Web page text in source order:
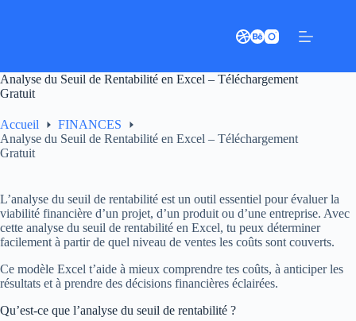
Analyse du Seuil de Rentabilité en Excel – Téléchargement
Gratuit
Accueil
FINANCES
Analyse du Seuil de Rentabilité en Excel – Téléchargement
Gratuit
L’analyse du seuil de rentabilité est un outil essentiel pour évaluer la
viabilité financière d’un projet, d’un produit ou d’une entreprise. Avec
cette analyse du seuil de rentabilité en Excel, tu peux déterminer
facilement à partir de quel niveau de ventes les coûts sont couverts.
Ce modèle Excel t’aide à mieux comprendre tes coûts, à anticiper les
résultats et à prendre des décisions financières éclairées.
Qu’est-ce que l’analyse du seuil de rentabilité ?